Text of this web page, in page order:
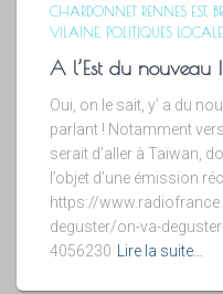
CHARDONNET RENNES EST
VILAINE POLITIQUES
A l’Est du nouveau !
Oui, on le sait, y’ a du
parlant ! Notamment
serait d’aller à Taïwan,
l’objet d’une émission
https://
deguster/on-va-
4056230
Lire la suite…